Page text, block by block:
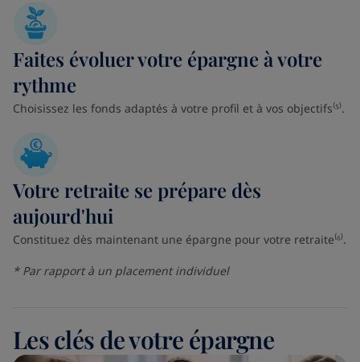
Faites évoluer votre épargne à votre
rythme
Choisissez les fonds adaptés à votre profil et à vos objectifs⁽⁵⁾.
Votre retraite se prépare dès
aujourd'hui
Constituez dès maintenant une épargne pour votre retraite⁽⁶⁾.
* Par rapport à un placement individuel
Les clés de votre épargne